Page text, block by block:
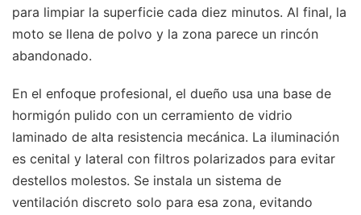
para limpiar la superficie cada diez minutos. Al final, la
moto se llena de polvo y la zona parece un rincón
abandonado.
En el enfoque profesional, el dueño usa una base de
hormigón pulido con un cerramiento de vidrio
laminado de alta resistencia mecánica. La iluminación
es cenital y lateral con filtros polarizados para evitar
destellos molestos. Se instala un sistema de
ventilación discreto solo para esa zona, evitando